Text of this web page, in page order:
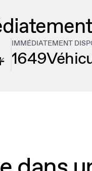
IMMÉDIATEMENT
1649